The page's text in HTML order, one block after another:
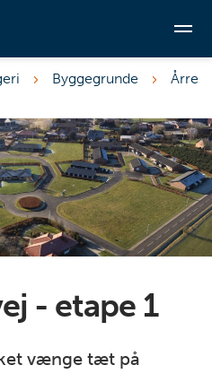
Byggegrunde
Årre
- etape 1
vænge tæt på